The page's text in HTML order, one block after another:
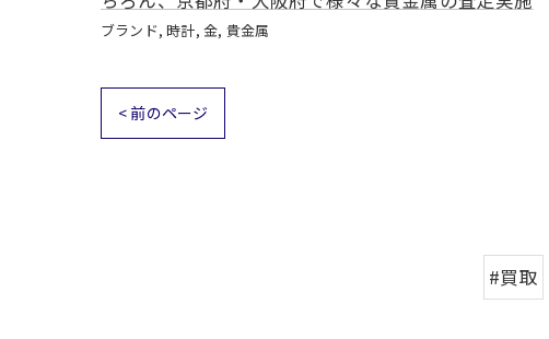
ブランド 時計 金 貴金属
< 前のページ
#買取